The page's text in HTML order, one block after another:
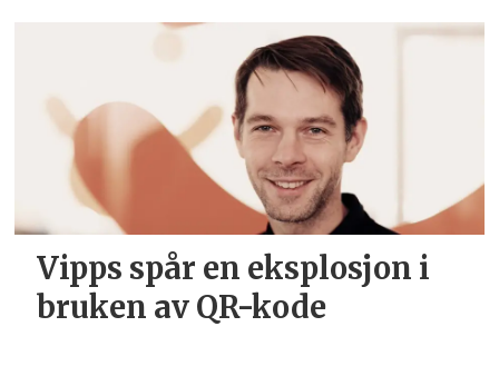
Vipps spår en eksplosjon i
bruken av QR-kode